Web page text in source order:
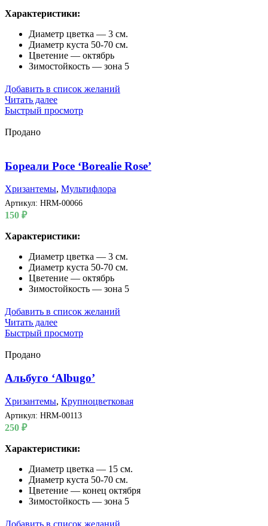
Характеристики:
Диаметр цветка — 3 см.
Диаметр куста 50-70 см.
Цветение — октябрь
Зимостойкость — зона 5
Добавить в список желаний
Читать далее
Быстрый просмотр
Продано
Бореали Росе ‘Borealie Rose’
Хризантемы, Мультифлора
Артикул: HRM-00066
150 ₽
Характеристики:
Диаметр цветка — 3 см.
Диаметр куста 50-70 см.
Цветение — октябрь
Зимостойкость — зона 5
Добавить в список желаний
Читать далее
Быстрый просмотр
Продано
Альбуго ‘Albugo’
Хризантемы, Крупноцветковая
Артикул: HRM-00113
250 ₽
Характеристики:
Диаметр цветка — 15 см.
Диаметр куста 50-70 см.
Цветение — конец октября
Зимостойкость — зона 5
Добавить в список желаний